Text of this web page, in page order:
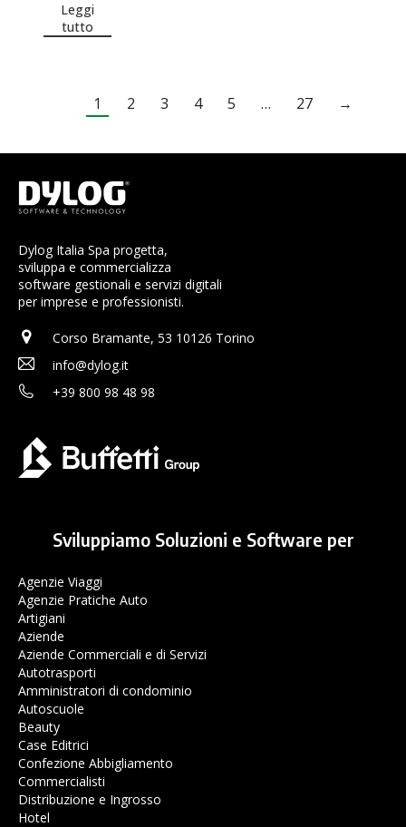
Leggi
tutto
1 2 3 4 5 … 27 →
Dylog Italia Spa progetta,
sviluppa e commercializza
software gestionali e servizi digitali
per imprese e professionisti.
Corso Bramante, 53 10126 Torino
info@dylog.it
+39 800 98 48 98
Sviluppiamo Soluzioni e Software per
Agenzie Viaggi
Agenzie Pratiche Auto
Artigiani
Aziende
Aziende Commerciali e di Servizi
Autotrasporti
Amministratori di condominio
Autoscuole
Beauty
Case Editrici
Confezione Abbigliamento
Commercialisti
Distribuzione e Ingrosso
Hotel